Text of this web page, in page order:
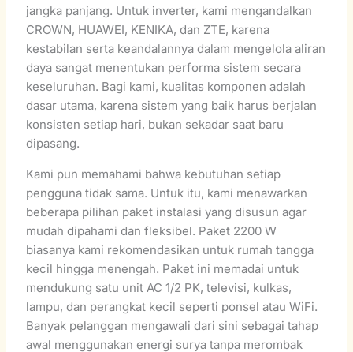
jangka panjang. Untuk inverter, kami mengandalkan
CROWN, HUAWEI, KENIKA, dan ZTE, karena
kestabilan serta keandalannya dalam mengelola aliran
daya sangat menentukan performa sistem secara
keseluruhan. Bagi kami, kualitas komponen adalah
dasar utama, karena sistem yang baik harus berjalan
konsisten setiap hari, bukan sekadar saat baru
dipasang.
Kami pun memahami bahwa kebutuhan setiap
pengguna tidak sama. Untuk itu, kami menawarkan
beberapa pilihan paket instalasi yang disusun agar
mudah dipahami dan fleksibel. Paket 2200 W
biasanya kami rekomendasikan untuk rumah tangga
kecil hingga menengah. Paket ini memadai untuk
mendukung satu unit AC 1/2 PK, televisi, kulkas,
lampu, dan perangkat kecil seperti ponsel atau WiFi.
Banyak pelanggan mengawali dari sini sebagai tahap
awal menggunakan energi surya tanpa merombak